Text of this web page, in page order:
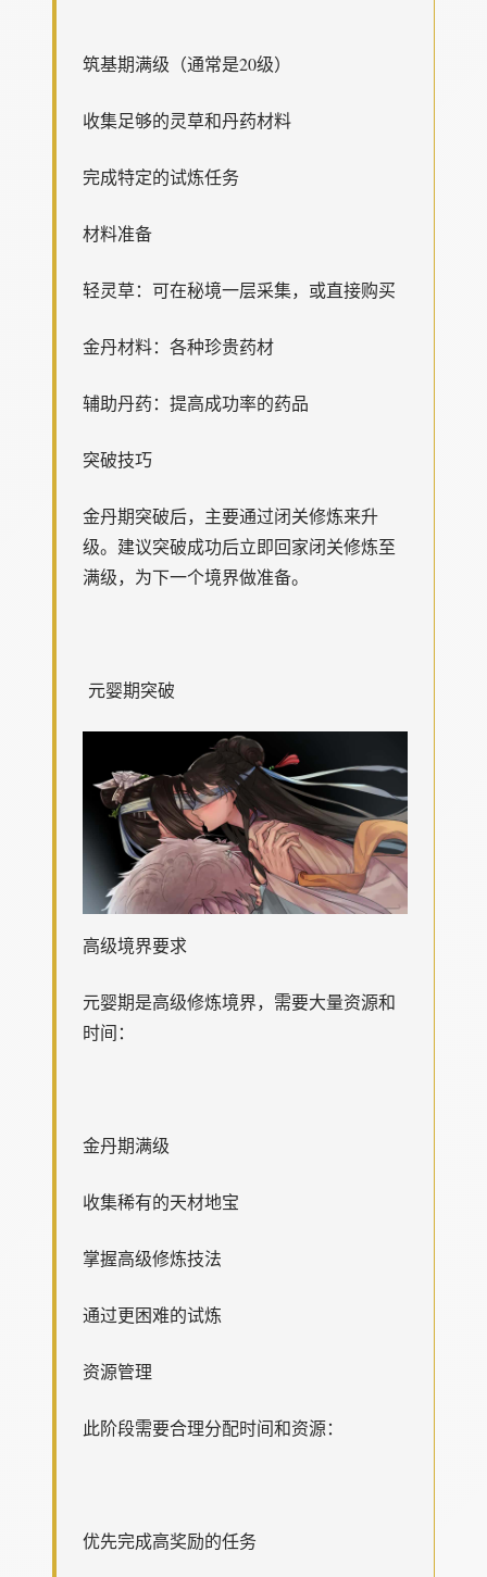
筑基期满级（通常是20级）
收集足够的灵草和丹药材料
完成特定的试炼任务
材料准备
轻灵草：可在秘境一层采集，或直接购买
金丹材料：各种珍贵药材
辅助丹药：提高成功率的药品
突破技巧
金丹期突破后，主要通过闭关修炼来升
级。建议突破成功后立即回家闭关修炼至
满级，为下一个境界做准备。
元婴期突破
高级境界要求
元婴期是高级修炼境界，需要大量资源和
时间：
金丹期满级
收集稀有的天材地宝
掌握高级修炼技法
通过更困难的试炼
资源管理
此阶段需要合理分配时间和资源：
优先完成高奖励的任务